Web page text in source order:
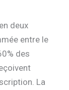
deux
entre le
des
La